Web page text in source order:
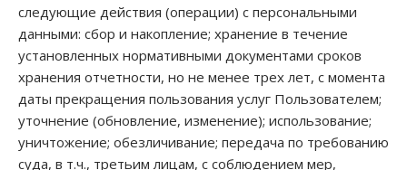
следующие действия (операции) с персональными
данными: сбор и накопление; хранение в течение
установленных нормативными документами сроков
хранения отчетности, но не менее трех лет, с момента
даты прекращения пользования услуг Пользователем;
уточнение (обновление, изменение); использование;
уничтожение; обезличивание; передача по требованию
суда, в т.ч., третьим лицам, с соблюдением мер,